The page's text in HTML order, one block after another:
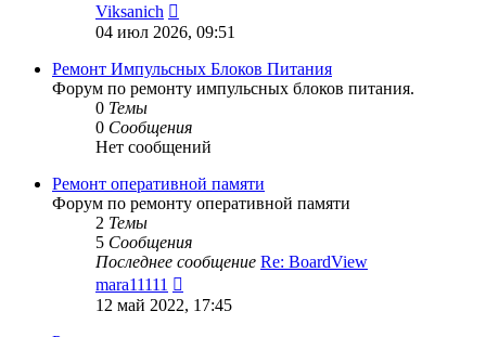
Viksanich
к
сообщению
04 июл 2026, 09:51
Ремонт Импульсных Блоков Питания
Форум по ремонту импульсных блоков питания.
0 Темы
0 Сообщения
Нет сообщений
Ремонт оперативной памяти
Форум по ремонту оперативной памяти
2 Темы
5 Сообщения
Последнее сообщение Re: BoardView
mara11111
к
12 май 2022, 17:45